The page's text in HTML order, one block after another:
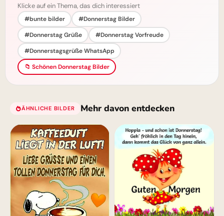
Klicke auf ein Thema, das dich interessiert
#bunte bilder
#Donnerstag Bilder
#Donnerstag Grüße
#Donnerstag Vorfreude
#Donnerstagsgrüße WhatsApp
📁 Schönen Donnerstag Bilder
ÄHNLICHE BILDER Mehr davon entdecken